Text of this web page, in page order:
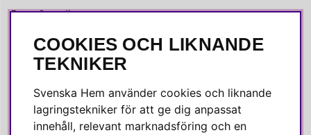
Press & media
SOCIALA MEDIER
Instagram
Linkedin
COOKIES OCH LIKNANDE
TEKNIKER
Svenska Hem använder cookies och liknande
lagringstekniker för att ge dig anpassat
innehåll, relevant marknadsföring och en